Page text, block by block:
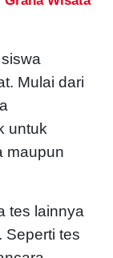
Mulai dari
untuk
maupun
tes lainnya
Seperti tes